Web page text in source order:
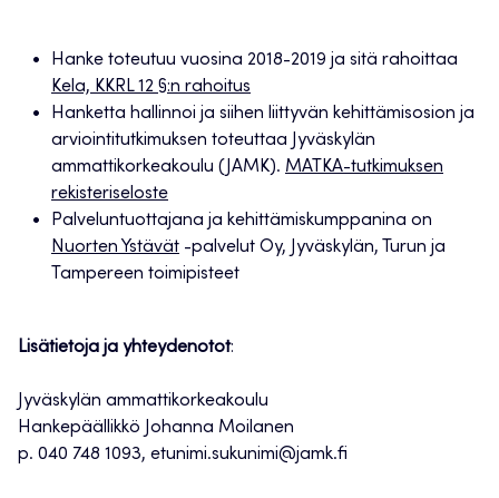
Hanke toteutuu vuosina 2018-2019 ja sitä rahoittaa
Kela, KKRL 12 §:n rahoitus
Hanketta hallinnoi ja siihen liittyvän kehittämisosion ja
arviointitutkimuksen toteuttaa Jyväskylän
ammattikorkeakoulu (JAMK). MATKA-tutkimuksen
rekisteriseloste
Palveluntuottajana ja kehittämiskumppanina on
Nuorten Ystävät -palvelut Oy, Jyväskylän, Turun ja
Tampereen toimipisteet
Lisätietoja ja yhteydenotot:
Jyväskylän ammattikorkeakoulu
Hankepäällikkö Johanna Moilanen
p. 040 748 1093, etunimi.sukunimi@jamk.fi